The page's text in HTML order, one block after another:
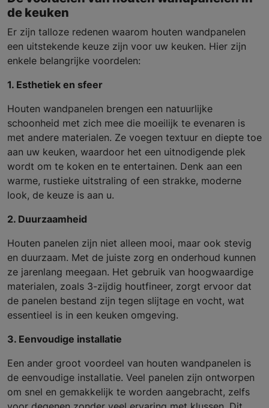
de keuken
Er zijn talloze redenen waarom houten wandpanelen
een uitstekende keuze zijn voor uw keuken. Hier zijn
enkele belangrijke voordelen:
1. Esthetiek en sfeer
Houten wandpanelen brengen een natuurlijke
schoonheid met zich mee die moeilijk te evenaren is
met andere materialen. Ze voegen textuur en diepte toe
aan uw keuken, waardoor het een uitnodigende plek
wordt om te koken en te entertainen. Denk aan een
warme, rustieke uitstraling of een strakke, moderne
look, de keuze is aan u.
2. Duurzaamheid
Houten panelen zijn niet alleen mooi, maar ook stevig
en duurzaam. Met de juiste zorg en onderhoud kunnen
ze jarenlang meegaan. Het gebruik van hoogwaardige
materialen, zoals 3-zijdig houtfineer, zorgt ervoor dat
de panelen bestand zijn tegen slijtage en vocht, wat
essentieel is in een keuken omgeving.
3. Eenvoudige installatie
Een ander groot voordeel van houten wandpanelen is
de eenvoudige installatie. Veel panelen zijn ontworpen
om snel en gemakkelijk te worden aangebracht, zelfs